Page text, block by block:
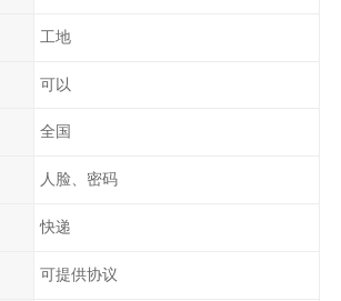
工地
可以
全国
人脸、密码
快递
可提供协议